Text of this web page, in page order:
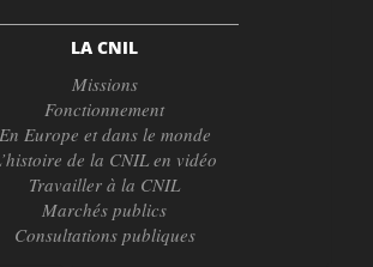
LA CNIL
Missions
Fonctionnement
En Europe et dans le monde
de la CNIL en vidéo
Travailler à la CNIL
Marchés publics
Consultations publiques